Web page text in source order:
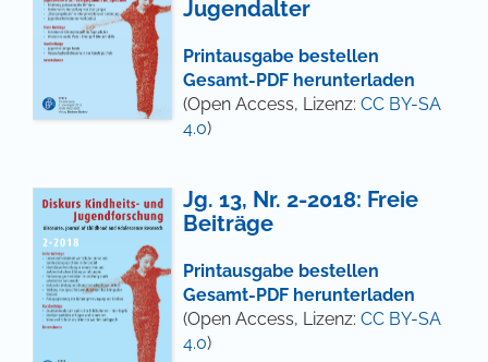
Jugendalter
Printausgabe bestellen
Gesamt-PDF herunterladen
(Open Access, Lizenz: CC BY-SA
4.0)
Jg. 13, Nr. 2-2018: Freie
Beiträge
Printausgabe bestellen
Gesamt-PDF herunterladen
(Open Access, Lizenz: CC BY-SA
4.0)